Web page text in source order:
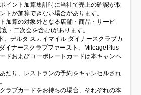
イント加算集計時に当社で売上の確認が取
トが加算できない場合があります。
加算の対象外となる店舗・商品・サービ
・二次会を含む)があります。
、デルタ スカイマイル ダイナースクラブカ
イナースクラブファースト、MileagePlus
ドおよびコーポレートカードは本キャンペ
たり、レストランの予約をキャンセルされ
ラブカードをお持ちの場合、それぞれの本